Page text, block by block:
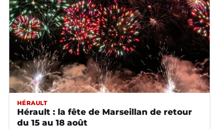
HÉRAULT
Hérault : la fête de Marseillan de retour
du 15 au 18 août